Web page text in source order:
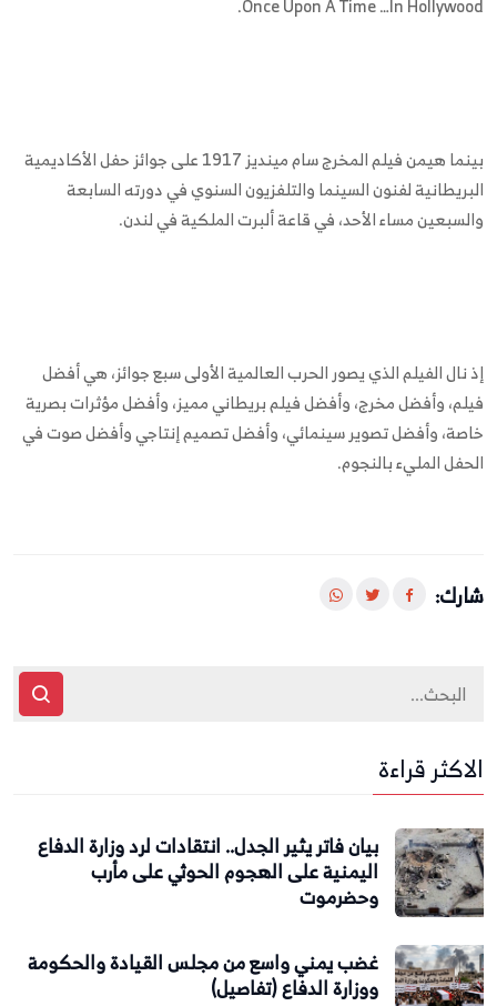
Once Upon A Time …In Hollywood.
بينما هيمن فيلم المخرج سام مينديز 1917 على جوائز حفل الأكاديمية
البريطانية لفنون السينما والتلفزيون السنوي في دورته السابعة
والسبعين مساء الأحد، في قاعة ألبرت الملكية في لندن.
إذ نال الفيلم الذي يصور الحرب العالمية الأولى سبع جوائز، هي أفضل
فيلم، وأفضل مخرج، وأفضل فيلم بريطاني مميز، وأفضل مؤثرات بصرية
خاصة، وأفضل تصوير سينمائي، وأفضل تصميم إنتاجي وأفضل صوت في
الحفل المليء بالنجوم.
شارك:
الاكثر قراءة
بيان فاتر يثير الجدل.. انتقادات لرد وزارة الدفاع
اليمنية على الهجوم الحوثي على مأرب
وحضرموت
غضب يمني واسع من مجلس القيادة والحكومة
ووزارة الدفاع (تفاصيل)